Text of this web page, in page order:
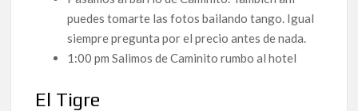
puedes tomarte las fotos bailando tango. Igual
siempre pregunta por el precio antes de nada.
1:00 pm Salimos de Caminito rumbo al hotel
El Tigre